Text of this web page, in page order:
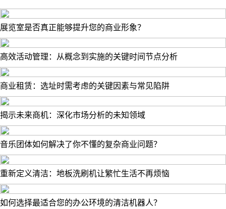
展览室是否真正能够提升您的商业形象？
高效活动管理：从概念到实施的关键时间节点分析
商业租赁：选址时需考虑的关键因素与常见陷阱
揭示未来商机：深化市场分析的未知领域
音乐团体如何解决了你不懂的复杂商业问题？
重新定义清洁：地板洗刷机让繁忙生活不再烦恼
如何选择最适合您的办公环境的清洁机器人？